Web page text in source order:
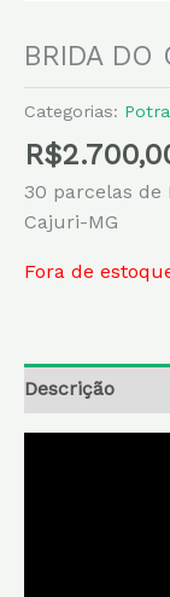
BRIDA DO
Categorias:
R$
30 parcelas de
Cajuri-MG
Fora de
Descrição